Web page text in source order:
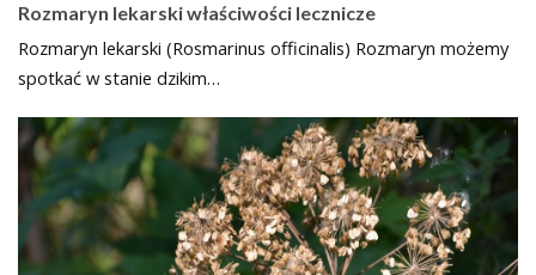
Rozmaryn lekarski właściwości lecznicze
Rozmaryn lekarski (Rosmarinus officinalis) Rozmaryn możemy
spotkać w stanie dzikim…